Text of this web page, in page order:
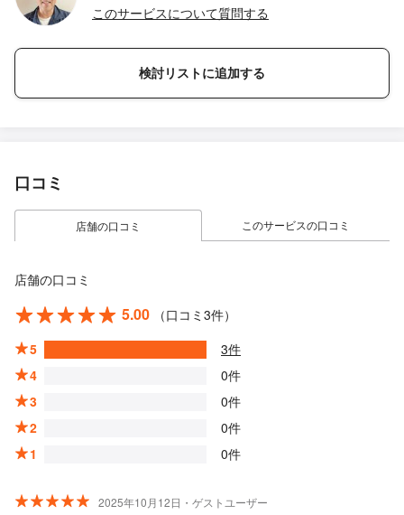
このサービスについて質問する
検討リストに追加する
口コミ
店舗の口コミ このサービスの口コミ
店舗の口コミ
5.00
（口コミ3件）
5
3件
4
0件
3
0件
2
0件
1
0件
2025年10月12日・ゲストユーザー